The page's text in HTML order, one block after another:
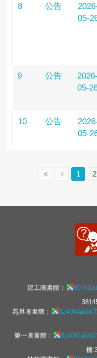
8 公告
05-
9 公告
2026-
05-
10 公告
05-
1 2
建工圖書館： 807618
燕巢圖書館：
824004高雄
第一圖書館：
824005高雄
機